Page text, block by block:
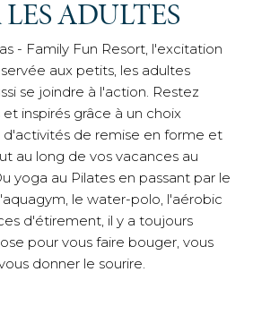
ADULTES
- Family Fun Resort, l'excitation
aux petits, les adultes
se joindre à l'action. Restez
inspirés grâce à un choix
de remise en forme et
au long de vos vacances au
yoga au Pilates en passant par le
le water-polo, l'aérobic
d'étirement, il y a toujours
pour vous faire bouger, vous
donner le sourire.